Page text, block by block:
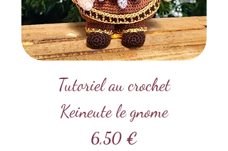
Tutoriel au crochet
Keineute le gnome
Prix
6,50 €